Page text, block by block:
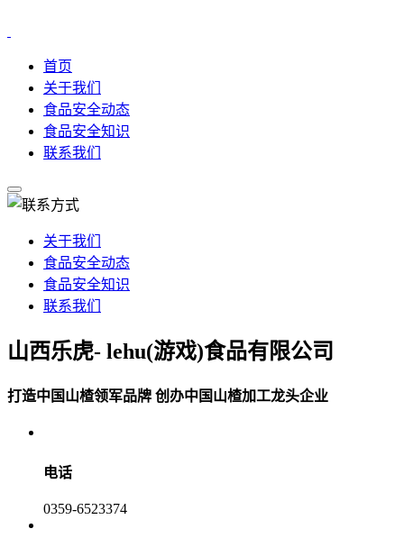
首页
关于我们
食品安全动态
食品安全知识
联系我们
关于我们
食品安全动态
食品安全知识
联系我们
山西乐虎- lehu(游戏)食品有限公司
打造中国山楂领军品牌 创办中国山楂加工龙头企业
电话
0359-6523374